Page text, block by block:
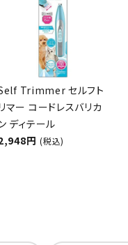
Trimmer セルフト
リマー コードレスバリカ
ディテール
円 (税込)